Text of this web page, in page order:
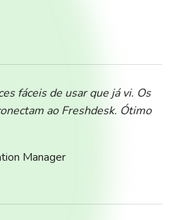
fáceis de usar que já vi. Os
ao Freshdesk. Ótimo
Manager